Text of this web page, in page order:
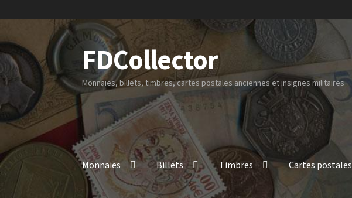
FDCollector
Monnaies, billets, timbres, cartes postales anciennes et insignes militaires
Monnaies Billets Timbres Cartes postales